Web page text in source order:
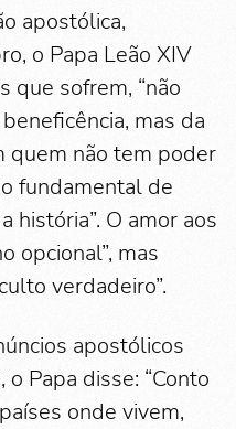
apostólica,
o Papa Leão XIV
que sofrem, “não
mas da
quem não tem poder
fundamental de
história”. O amor aos
opcional”, mas
verdadeiro”.
apostólicos
Papa disse: “Conto
onde vivem,